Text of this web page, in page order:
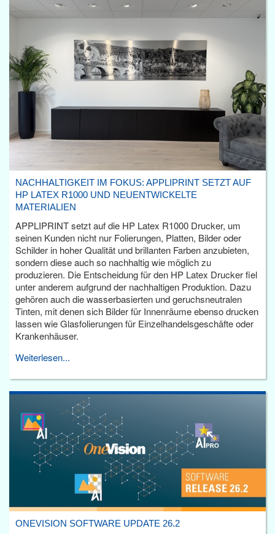
NACHHALTIGKEIT IM FOKUS: APPLIPRINT SETZT AUF
HP LATEX R1000 UND NEUENTWICKELTE
MATERIALIEN
APPLIPRINT setzt auf die HP Latex R1000 Drucker, um
seinen Kunden nicht nur Folierungen, Platten, Bilder oder
Schilder in hoher Qualität und brillanten Farben anzubieten,
sondern diese auch so nachhaltig wie möglich zu
produzieren. Die Entscheidung für den HP Latex Drucker fiel
unter anderem aufgrund der nachhaltigen Produktion. Dazu
gehören auch die wasserbasierten und geruchsneutralen
Tinten, mit denen sich Bilder für Innenräume ebenso drucken
lassen wie Glasfolierungen für Einzelhandelsgeschäfte oder
Krankenhäuser.
Weiterlesen...
ONEVISION SOFTWARE UPDATE 26.2